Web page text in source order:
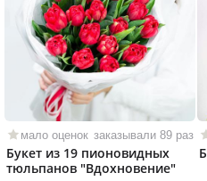
мало оценок заказывали 89 раз
Букет из 19 пионовидных
тюльпанов "Вдохновение"